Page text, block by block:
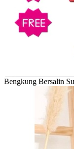
Bengkung Bersalin